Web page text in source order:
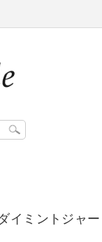
イミントジャー